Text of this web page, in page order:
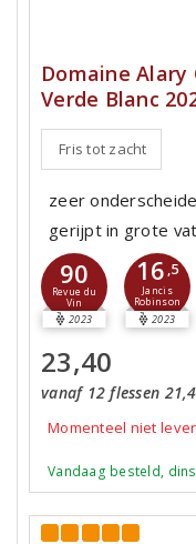
Domaine Alary
Verde Blanc
Fris tot zacht
zeer
gerijpt in grote
90
Revue du
Vin
2023
16,5
Jancis
Robinson
2023
23,40
vanaf 12 flessen
Momenteel niet
Vandaag besteld,